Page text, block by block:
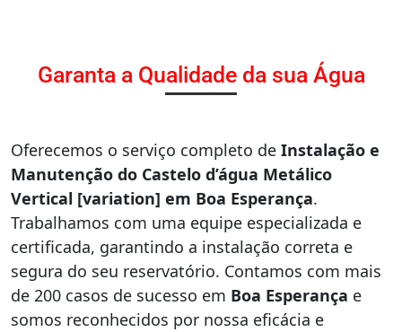
Garanta a Qualidade da sua Água
Oferecemos o serviço completo de Instalação e
Manutenção do Castelo d’água Metálico
Vertical [variation] em Boa Esperança.
Trabalhamos com uma equipe especializada e
certificada, garantindo a instalação correta e
segura do seu reservatório. Contamos com mais
de 200 casos de sucesso em Boa Esperança e
somos reconhecidos por nossa eficácia e